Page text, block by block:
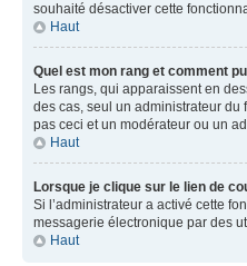
souhaité désactiver cette
Haut
Quel est mon rang et comment
Les rangs, qui apparaissent en
des cas, seul un administrateur du
pas ceci et un modérateur ou un
Haut
Lorsque je clique sur le lien de
Si l’administrateur a activé cette
messagerie électronique par des
Haut